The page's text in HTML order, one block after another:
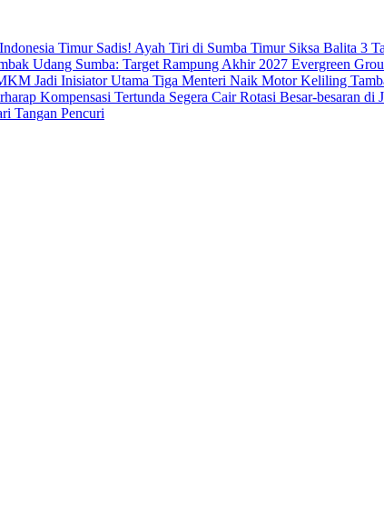
Timur Sadis! Ayah Tiri di Sumba Timur Siksa Balita 3
Udang Sumba: Target Rampung Akhir 2027 Evergreen
Jadi Inisiator Utama Tiga Menteri Naik Motor Keliling
Kompensasi Tertunda Segera CairRotasi Besar-besaran di
Tangan Pencuri